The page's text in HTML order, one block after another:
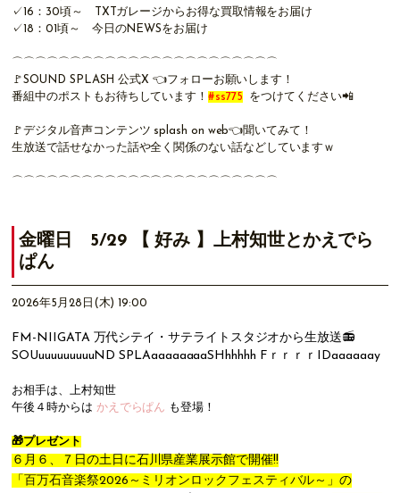
✓16：30頃～
TXTガレージからお得な買取情報をお届け
✓18：01頃～ 今日のNEWSをお届け
🚩SOUND SPLASH 公式X 👈フォローお願いします！
番組中のポストもお待ちしています！#ss775 をつけてください📲
🚩デジタル音声コンテンツ splash on web👈聞いてみて！
生放送で話せなかった話や全く関係のない話などしていますｗ
金曜日 5/29 【 好み 】上村知世とかえでら
ぱん
2026年5月28日(木) 19:00
FM-NIIGATA 万代シテイ・サテライトスタジオから生放送📻
SOUuuuuuuuuuNDSPLAaaaaaaaaSHhhhhh FｒｒｒｒIDaaaaaay
お相手は、上村知世
午後４時からは かえでらぱん も登場！
🎁プレゼント
６月６、７日の土日に石川県産業展示館で開催!!
「 百万石音楽祭2026～ミリオンロックフェスティバル～ 」の